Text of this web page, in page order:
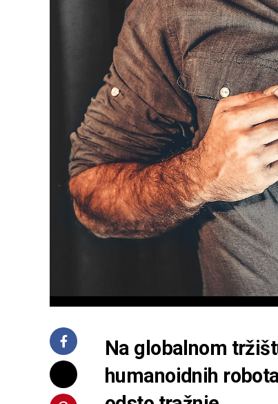
Na globalnom
humanoidnih